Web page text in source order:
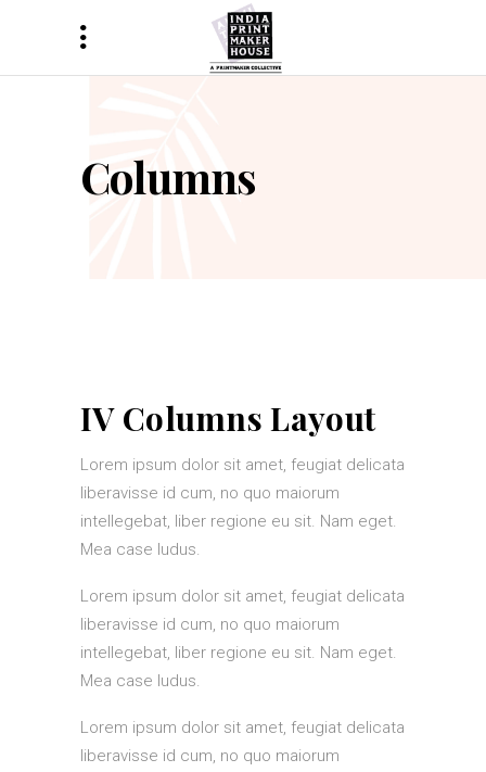
Columns
IV Columns Layout
Lorem ipsum dolor sit amet, feugiat delicata
liberavisse id cum, no quo maiorum
intellegebat, liber regione eu sit. Nam eget.
Mea case ludus.
Lorem ipsum dolor sit amet, feugiat delicata
liberavisse id cum, no quo maiorum
intellegebat, liber regione eu sit. Nam eget.
Mea case ludus.
Lorem ipsum dolor sit amet, feugiat delicata
liberavisse id cum, no quo maiorum